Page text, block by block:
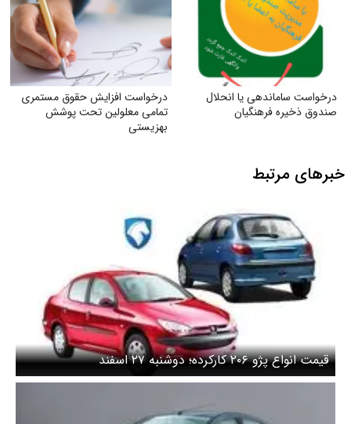
درخواست ساماندهی یا انحلال
صندوق ذخیره فرهنگیان
درخواست افزایش حقوق مستمری
تمامی معلولین تحت پوشش
بهزیستی
خبرهای مرتبط
قیمت انواع پژو ۲۰۶ کارکرده؛ دوشنبه ۲۷ اسفند